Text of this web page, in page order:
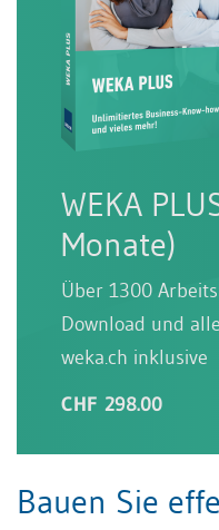
WEKA
Monate)
Über 1300
Download und
weka.ch inklusive
CHF 298.00
Bauen Sie